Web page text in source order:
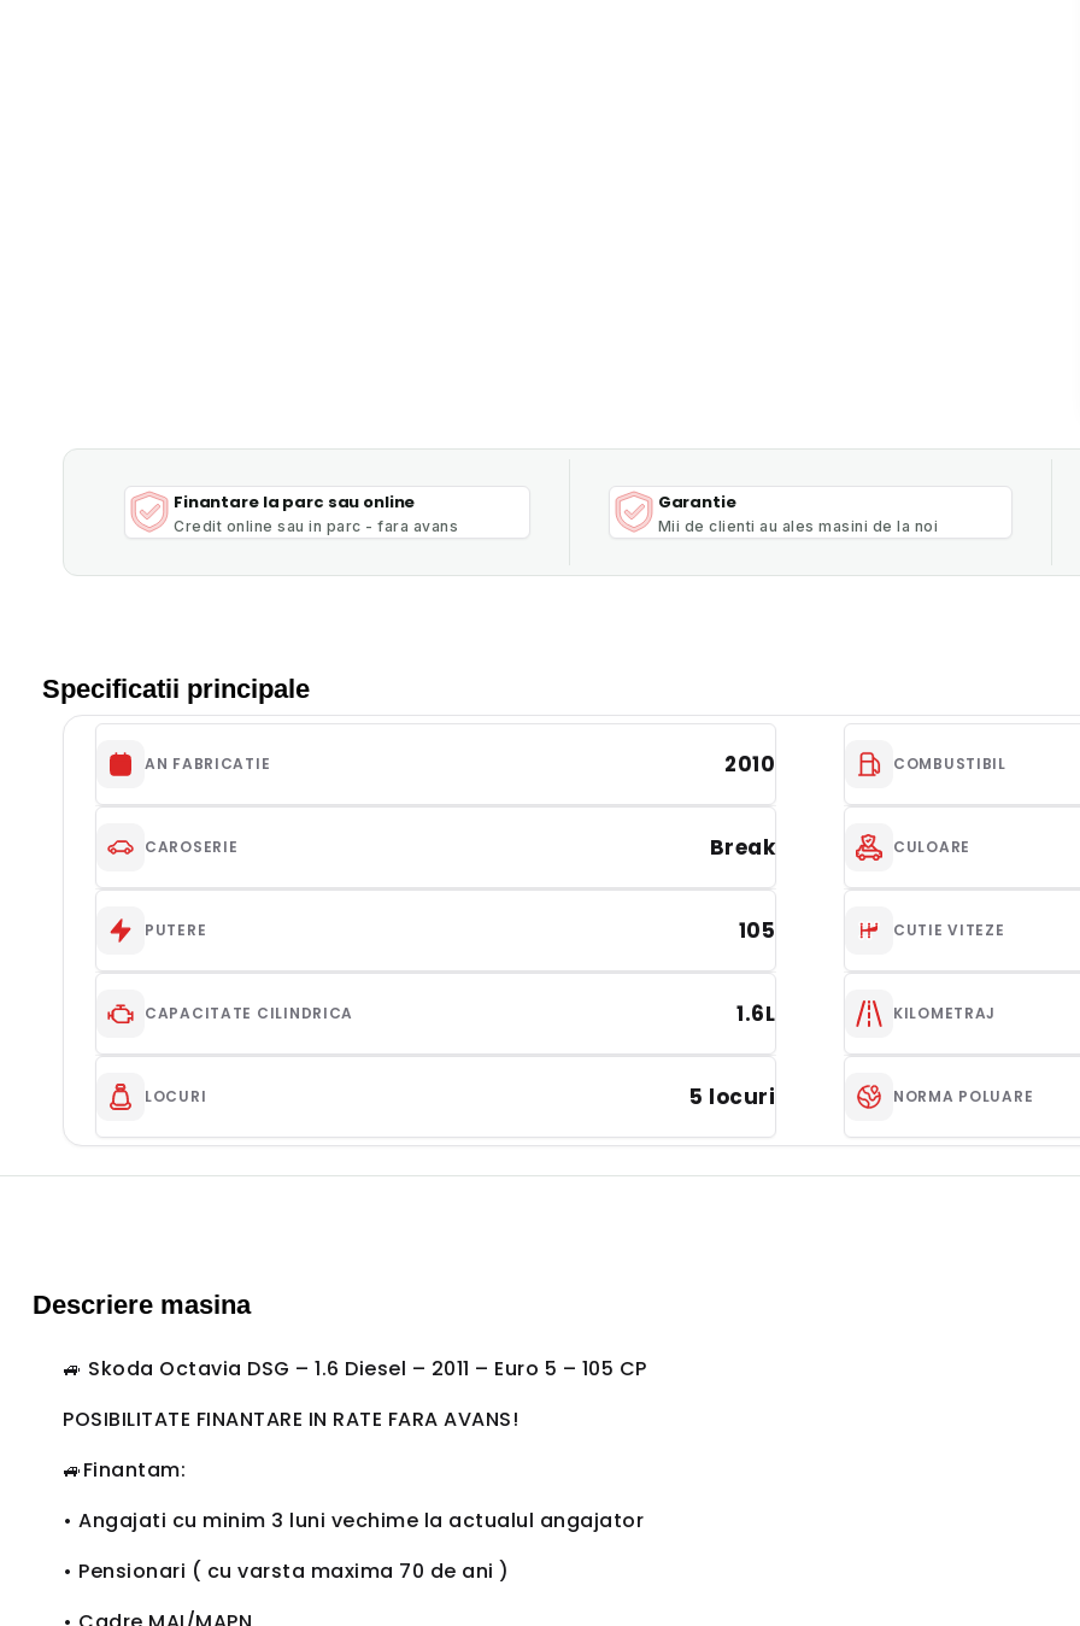
Finantare la parc sau online
Credit online sau in parc - fara avans
Garantie
Mii de clienti au ales masini de la noi
Specificatii principale
AN FABRICATIE 2010 COMBUSTIBIL
CAROSERIE Break CULOARE
PUTERE 105 CUTIE VITEZE
CAPACITATE CILINDRICA 1.6L KILOMETRAJ
LOCURI 5 locuri NORMA POLUARE
Descriere masina​
🚙 Skoda Octavia DSG – 1.6 Diesel – 2011 – Euro 5 – 105 CP
POSIBILITATE FINANTARE IN RATE FARA AVANS!
🚙Finantam:
• Angajati cu minim 3 luni vechime la actualul angajator
• Pensionari ( cu varsta maxima 70 de ani )